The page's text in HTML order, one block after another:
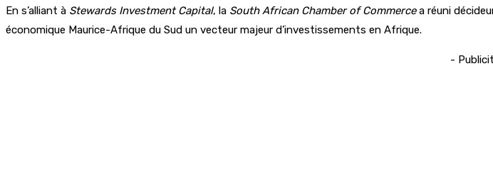
En s’alliant à Stewards Investment Capital, la South African Chamber of Commercea réuni
économique Maurice-Afrique du Sud un vecteur majeur d’investissements en Afrique.
-